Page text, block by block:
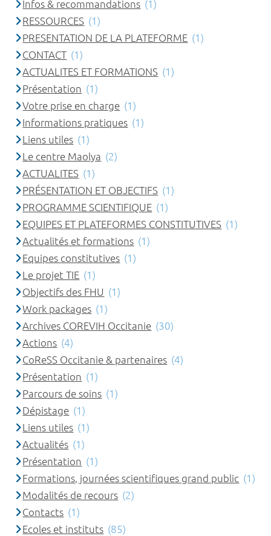
Infos & recommandations (1)
RESSOURCES (1)
PRESENTATION DE LA PLATEFORME (1)
CONTACT (1)
ACTUALITES ET FORMATIONS (1)
Présentation (1)
Votre prise en charge (1)
Informations pratiques (1)
Liens utiles (1)
Le centre Maolya (2)
ACTUALITES (1)
PRÉSENTATION ET OBJECTIFS (1)
PROGRAMME SCIENTIFIQUE (1)
EQUIPES ET PLATEFORMES CONSTITUTIVES (1)
Actualités et formations (1)
Equipes constitutives (1)
Le projet TIE (1)
Objectifs des FHU (1)
Work packages (1)
Archives COREVIH Occitanie (30)
Actions (4)
CoReSS Occitanie & partenaires (4)
Présentation (1)
Parcours de soins (1)
Dépistage (1)
Liens utiles (1)
Actualités (1)
Présentation (1)
Formations, journées scientifiques grand public (1)
Modalités de recours (2)
Contacts (1)
Ecoles et instituts (85)